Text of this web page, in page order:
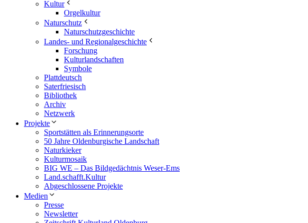
Kultur
Orgelkultur
Naturschutz
Naturschutzgeschichte
Landes- und Regionalgeschichte
Forschung
Kulturlandschaften
Symbole
Plattdeutsch
Saterfriesisch
Bibliothek
Archiv
Netzwerk
Projekte
Sportstätten als Erinnerungsorte
50 Jahre Oldenburgische Landschaft
Naturkieker
Kulturmosaik
BIG WE – Das Bildgedächtnis Weser-Ems
Land.schafft.Kultur
Abgeschlossene Projekte
Medien
Presse
Newsletter